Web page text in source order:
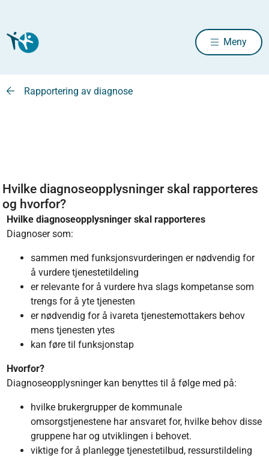
Meny
Rapportering av diagnose
Hvilke diagnoseopplysninger skal rapporteres
og hvorfor?
Hvilke diagnoseopplysninger skal rapporteres
Diagnoser som:
sammen med funksjonsvurderingen er nødvendig for
å vurdere tjenestetildeling
er relevante for å vurdere hva slags kompetanse som
trengs for å yte tjenesten
er nødvendig for å ivareta tjenestemottakers behov
mens tjenesten ytes
kan føre til funksjonstap
Hvorfor?
Diagnoseopplysninger kan benyttes til å følge med på:
hvilke brukergrupper de kommunale
omsorgstjenestene har ansvaret for, hvilke behov disse
gruppene har og utviklingen i behovet.
viktige for å planlegge tjenestetilbud, ressurstildeling